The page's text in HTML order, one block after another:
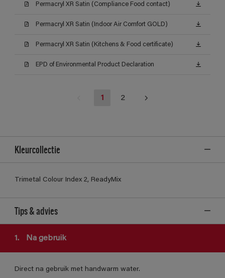
Permacryl XR Satin (Compliance Food contact)
Permacryl XR Satin (Indoor Air Comfort GOLD)
Permacryl XR Satin (Kitchens & Food certificate)
EPD of Environmental Product Declaration
1 2
Kleurcollectie
Trimetal Colour Index 2, ReadyMix
Tips & advies
1. Na gebruik
Direct na gebruik met handwarm water.